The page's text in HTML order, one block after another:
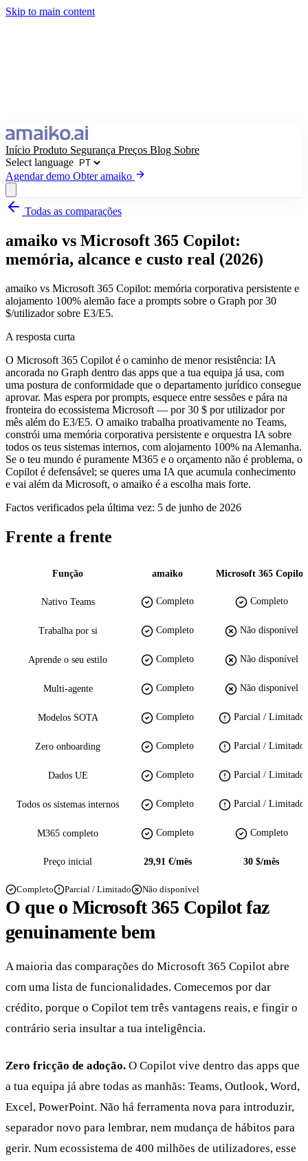
Skip to main content
Início Produto Segurança Preços Blog Sobre
Select language
Agendar demo Obter amaiko
Obter amaiko Agendar demo
Select language
Todas as comparações
amaiko vs Microsoft 365 Copilot:
memória, alcance e custo real (2026)
amaiko vs Microsoft 365 Copilot: memória corporativa persistente e
alojamento 100% alemão face a prompts sobre o Graph por 30
$/utilizador sobre E3/E5.
A resposta curta
O Microsoft 365 Copilot é o caminho de menor resistência: IA
ancorada no Graph dentro das apps que a tua equipa já usa, com
uma postura de conformidade que o departamento jurídico consegue
aprovar. Mas espera por prompts, esquece entre sessões e pára na
fronteira do ecossistema Microsoft — por 30 $ por utilizador por
mês além do E3/E5. O amaiko trabalha proativamente no Teams,
constrói uma memória corporativa persistente e orquestra IA sobre
todos os teus sistemas internos, com alojamento 100% na Alemanha.
Se o teu mundo é puramente M365 e o orçamento não é problema, o
Copilot é defensável; se queres uma IA que acumula conhecimento
e vai além da Microsoft, o amaiko é a escolha mais forte.
Factos verificados pela última vez: 5 de junho de 2026
Frente a frente
Função amaiko Microsoft 365 Copilot
Nativo Teams Completo Completo
Trabalha por si Completo Não disponível
Aprende o seu estilo Completo Não disponível
Multi-agente Completo Não disponível
Modelos SOTA Completo Parcial / Limitado
Zero onboarding Completo Parcial / Limitado
Dados UE Completo Parcial / Limitado
Todos os sistemas internos Completo Parcial / Limitado
M365 completo Completo Completo
Preço inicial 29,91 €/mês 30 $/mês
Completo Parcial / Limitado Não disponível
O que o Microsoft 365 Copilot faz
genuinamente bem
A maioria das comparações do Microsoft 365 Copilot abre
com uma lista de funcionalidades. Comecemos por dar
crédito, porque o Copilot tem três vantagens reais, e fingir o
contrário seria insultar a tua inteligência.
Zero fricção de adoção. O Copilot vive dentro das apps que
a tua equipa já abre todas as manhãs: Teams, Outlook, Word,
Excel, PowerPoint. Não há ferramenta nova para introduzir,
separador novo para lembrar, nem mudança de hábitos para
gerir. Num ecossistema de 400 milhões de utilizadores, esse